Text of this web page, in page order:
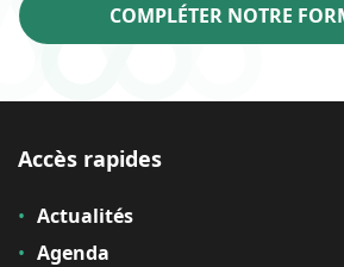
COMPLÉTER NOTRE
Accès rapides
Actualités
Agenda